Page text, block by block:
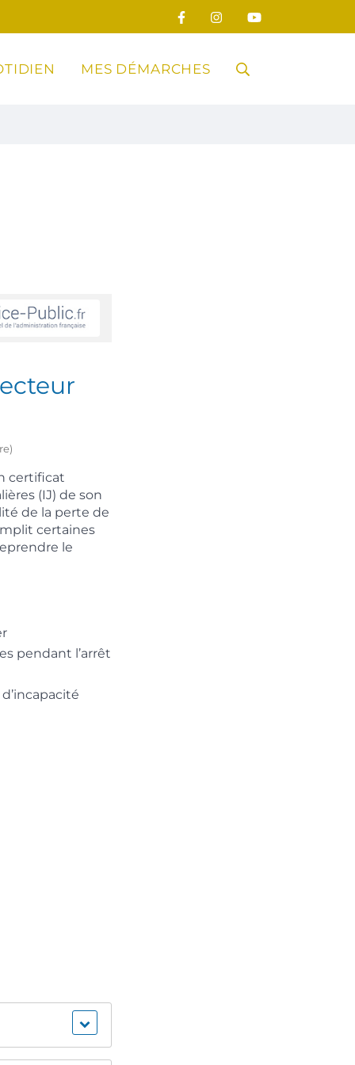
MES DÉMARCHES RECHERCHE
certificat
(IJ) de son
de la perte de
certaines
le
pendant l’arrêt